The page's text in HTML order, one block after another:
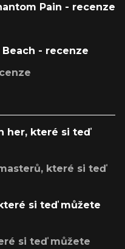
Pain - recenze
- recenze
her, které si teď
které si teď
si teď můžete
si teď můžete